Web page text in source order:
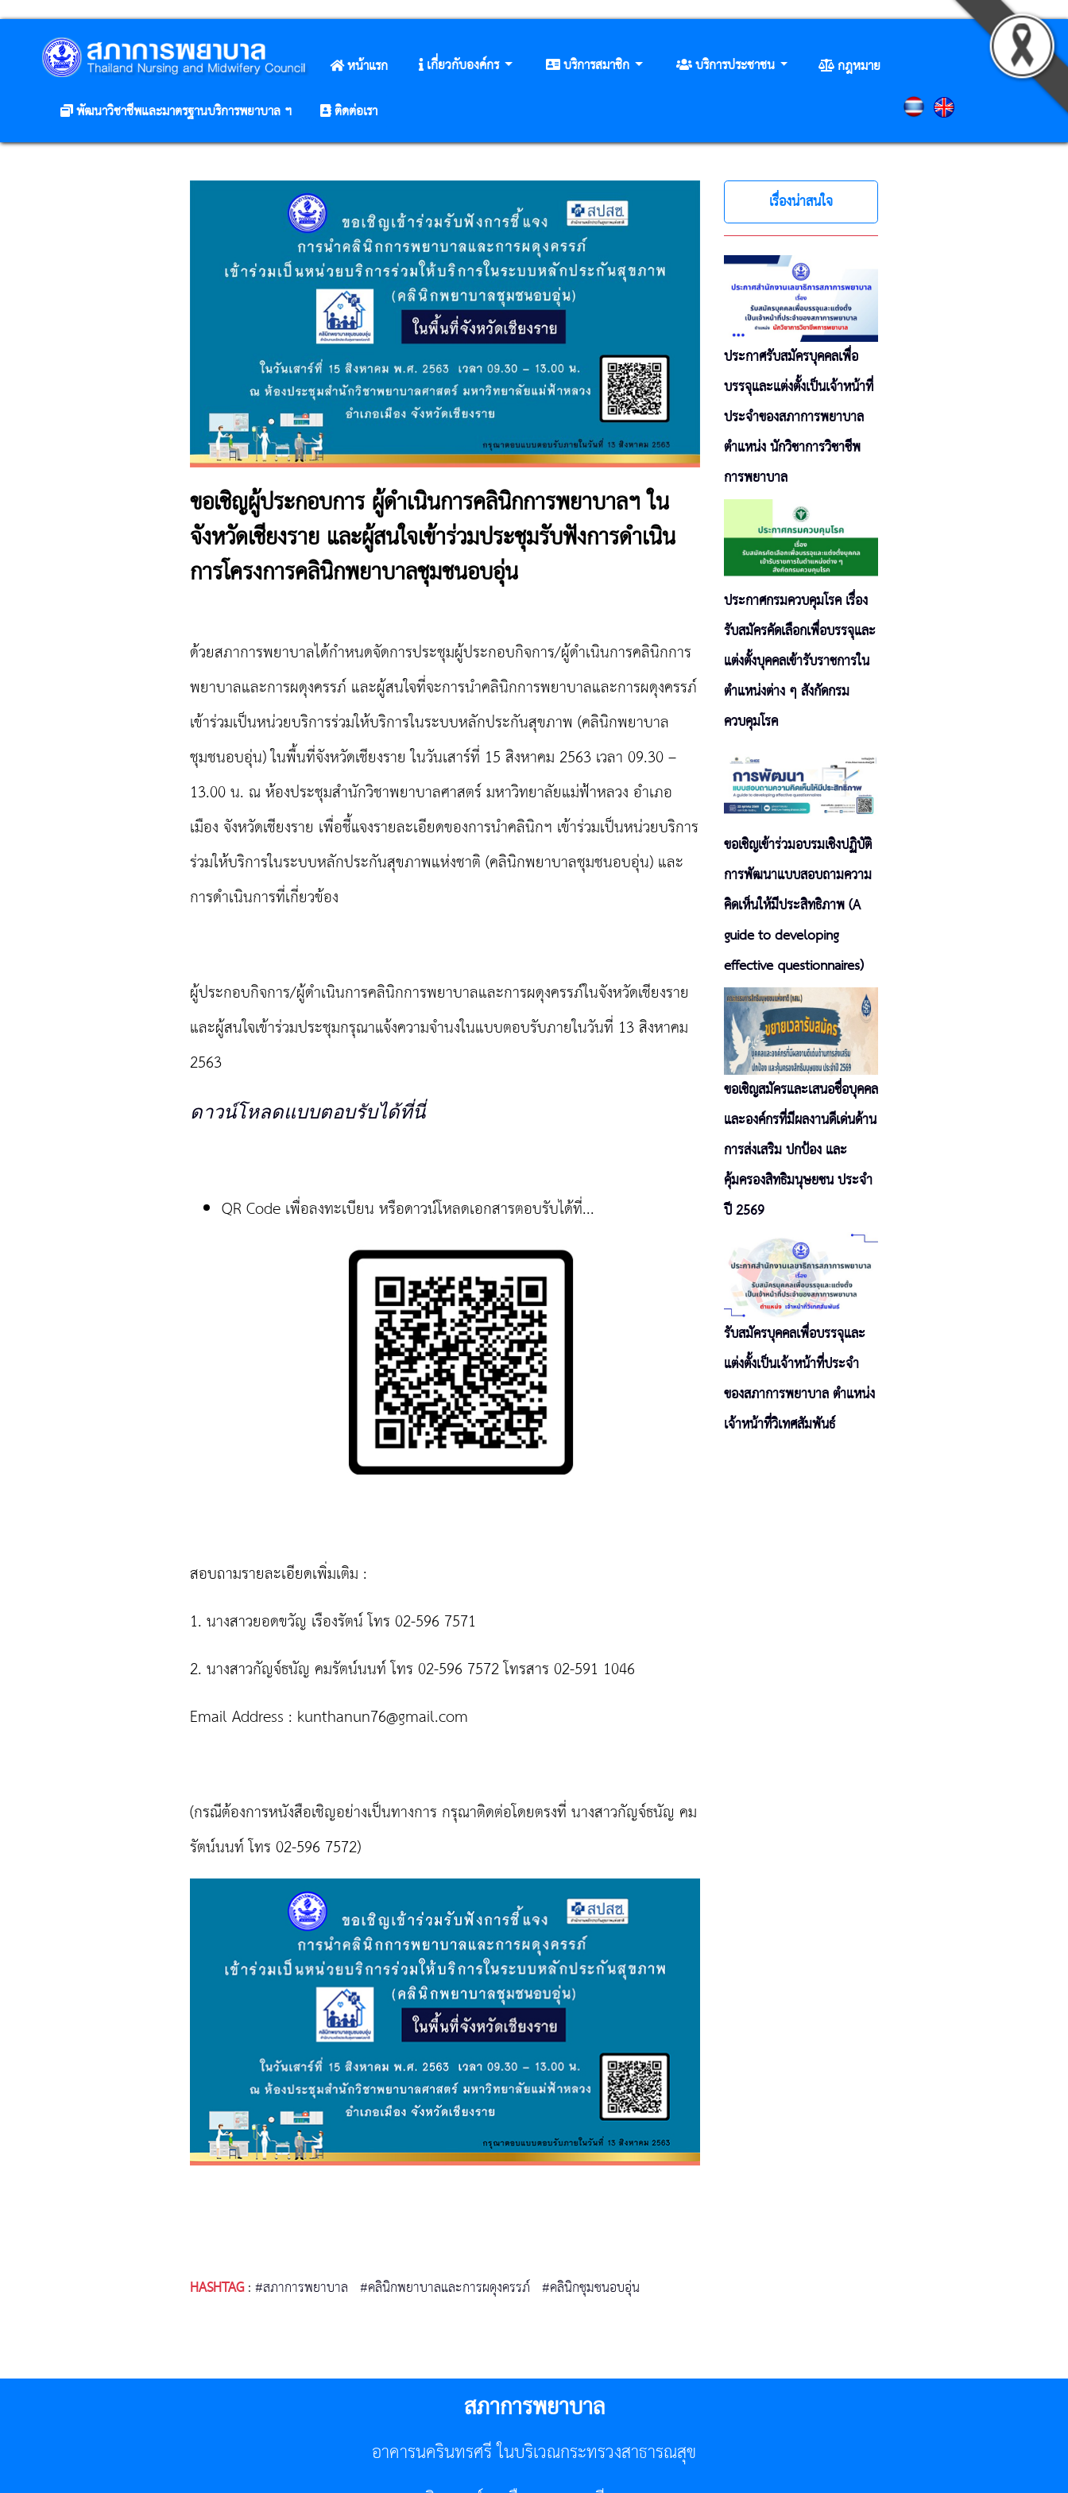
หน้าแรก เกี่ยวกับองค์กร บริการสมาชิก บริการประชาชน
กฎหมาย
พัฒนาวิชาชีพและมาตรฐานบริการพยาบาล ฯ
ติดต่อเรา
ขอเชิญผู้ประกอบการ ผู้ดำเนินการคลินิกการพยาบาลฯ ใน
จังหวัดเชียงราย และผู้สนใจเข้าร่วมประชุมรับฟังการดำเนิน
การโครงการคลินิกพยาบาลชุมชนอบอุ่น
ด้วยสภาการพยาบาลได้กำหนดจัดการประชุมผู้ประกอบกิจการ/ผู้ดำเนินการคลินิกการ
พยาบาลและการผดุงครรภ์ และผู้สนใจที่จะการนำคลินิกการพยาบาลและการผดุงครรภ์
เข้าร่วมเป็นหน่วยบริการร่วมให้บริการในระบบหลักประกันสุขภาพ (คลินิกพยาบาล
ชุมชนอบอุ่น) ในพื้นที่จังหวัดเชียงราย ในวันเสาร์ที่ 15 สิงหาคม 2563 เวลา 09.30 –
13.00 น. ณ ห้องประชุมสำนักวิชาพยาบาลศาสตร์ มหาวิทยาลัยแม่ฟ้าหลวง อำเภอ
เมือง จังหวัดเชียงราย เพื่อชี้แจงรายละเอียดของการนำคลินิกฯ เข้าร่วมเป็นหน่วยบริการ
ร่วมให้บริการในระบบหลักประกันสุขภาพแห่งชาติ (คลินิกพยาบาลชุมชนอบอุ่น) และ
การดำเนินการที่เกี่ยวข้อง
ผู้ประกอบกิจการ/ผู้ดำเนินการคลินิกการพยาบาลและการผดุงครรภ์ในจังหวัดเชียงราย
และผู้สนใจเข้าร่วมประชุมกรุณาแจ้งความจำนงในแบบตอบรับภายในวันที่ 13 สิงหาคม
2563
ดาวน์โหลดแบบตอบรับได้ที่นี่
QR Codeเพื่อลงทะเบียน หรือดาวน์โหลดเอกสารตอบรับได้ที่...
สอบถามรายละเอียดเพิ่มเติม :
1. นางสาวยอดขวัญ เรืองรัตน์ โทร 02-596 7571
2. นางสาวกัญจ์ธนัญ คมรัตน์นนท์ โทร 02-596 7572 โทรสาร 02-591 1046
Email Address : kunthanun76@gmail.com
(กรณีต้องการหนังสือเชิญอย่างเป็นทางการ กรุณาติดต่อโดยตรงที่ นางสาวกัญจ์ธนัญ คม
รัตน์นนท์ โทร 02-596 7572)
HASHTAG:#สภาการพยาบาล #คลินิกพยาบาลและการผดุงครรภ์ #คลินิกชุมชนอบอุ่น
เรื่องน่าสนใจ
ประกาศรับสมัครบุคคลเพื่อ
บรรจุและแต่งตั้งเป็นเจ้าหน้าที่
ประจำของสภาการพยาบาล
ตำแหน่ง นักวิชาการวิชาชีพ
การพยาบาล
ประกาศกรมควบคุมโรค เรื่อง
รับสมัครคัดเลือกเพื่อบรรจุและ
แต่งตั้งบุคคลเข้ารับราชการใน
ตำแหน่งต่าง ๆ สังกัดกรม
ควบคุมโรค
ขอเชิญเข้าร่วมอบรมเชิงปฏิบัติ
การพัฒนาแบบสอบถามความ
คิดเห็นให้มีประสิทธิภาพ (A
guide to developing
effective questionnaires)
ขอเชิญสมัครและเสนอชื่อบุคคล
และองค์กรที่มีผลงานดีเด่นด้าน
การส่งเสริม ปกป้อง และ
คุ้มครองสิทธิมนุษยชน ประจำ
ปี 2569
รับสมัครบุคคลเพื่อบรรจุและ
แต่งตั้งเป็นเจ้าหน้าที่ประจำ
ของสภาการพยาบาล ตำแหน่ง
เจ้าหน้าที่วิเทศสัมพันธ์
สภาการพยาบาล
อาคารนครินทรศรี ในบริเวณกระทรวงสาธารณสุข